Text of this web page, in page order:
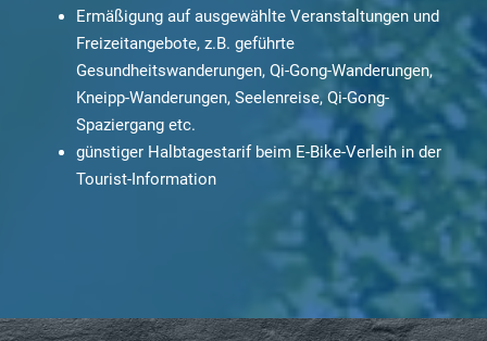
Ermäßigung auf ausgewählte Veranstaltungen und
Freizeitangebote, z.B. geführte
Gesundheitswanderungen, Qi-Gong-Wanderungen,
Kneipp-Wanderungen, Seelenreise, Qi-Gong-
Spaziergang etc.
günstiger Halbtagestarif beim E-Bike-Verleih in der
Tourist-Information